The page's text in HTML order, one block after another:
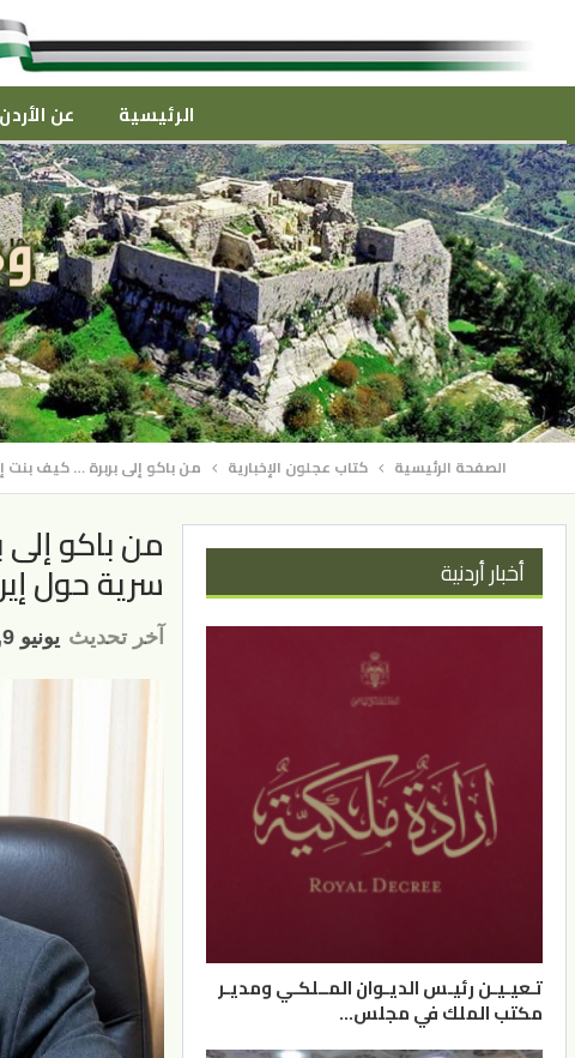
الرئيسية عن الأردن
الصفحة الرئيسية كتاب عجلون الإخبارية من باكو إلى بربرة … كيف
من باكو
سرية حول
آخر تحديث يونيو 9, 2026
أخبار أردنية
تـعيـيـن رئيـس الديـوان المــلكـي ومديـر
مكتب الملك في مجلس…